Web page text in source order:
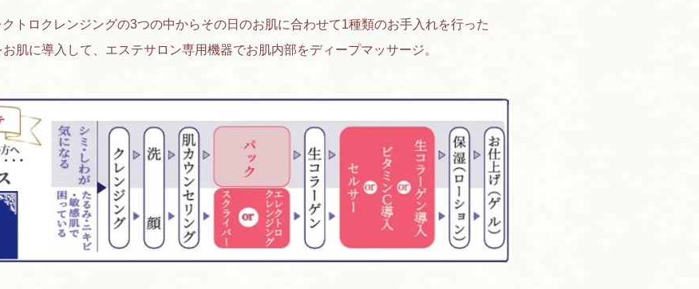
トロクレンジングの3つの中からその日のお肌に合わせて1種類のお手入れを行った
肌に導入して、エステサロン専用機器でお肌内部をディープマッサージ。